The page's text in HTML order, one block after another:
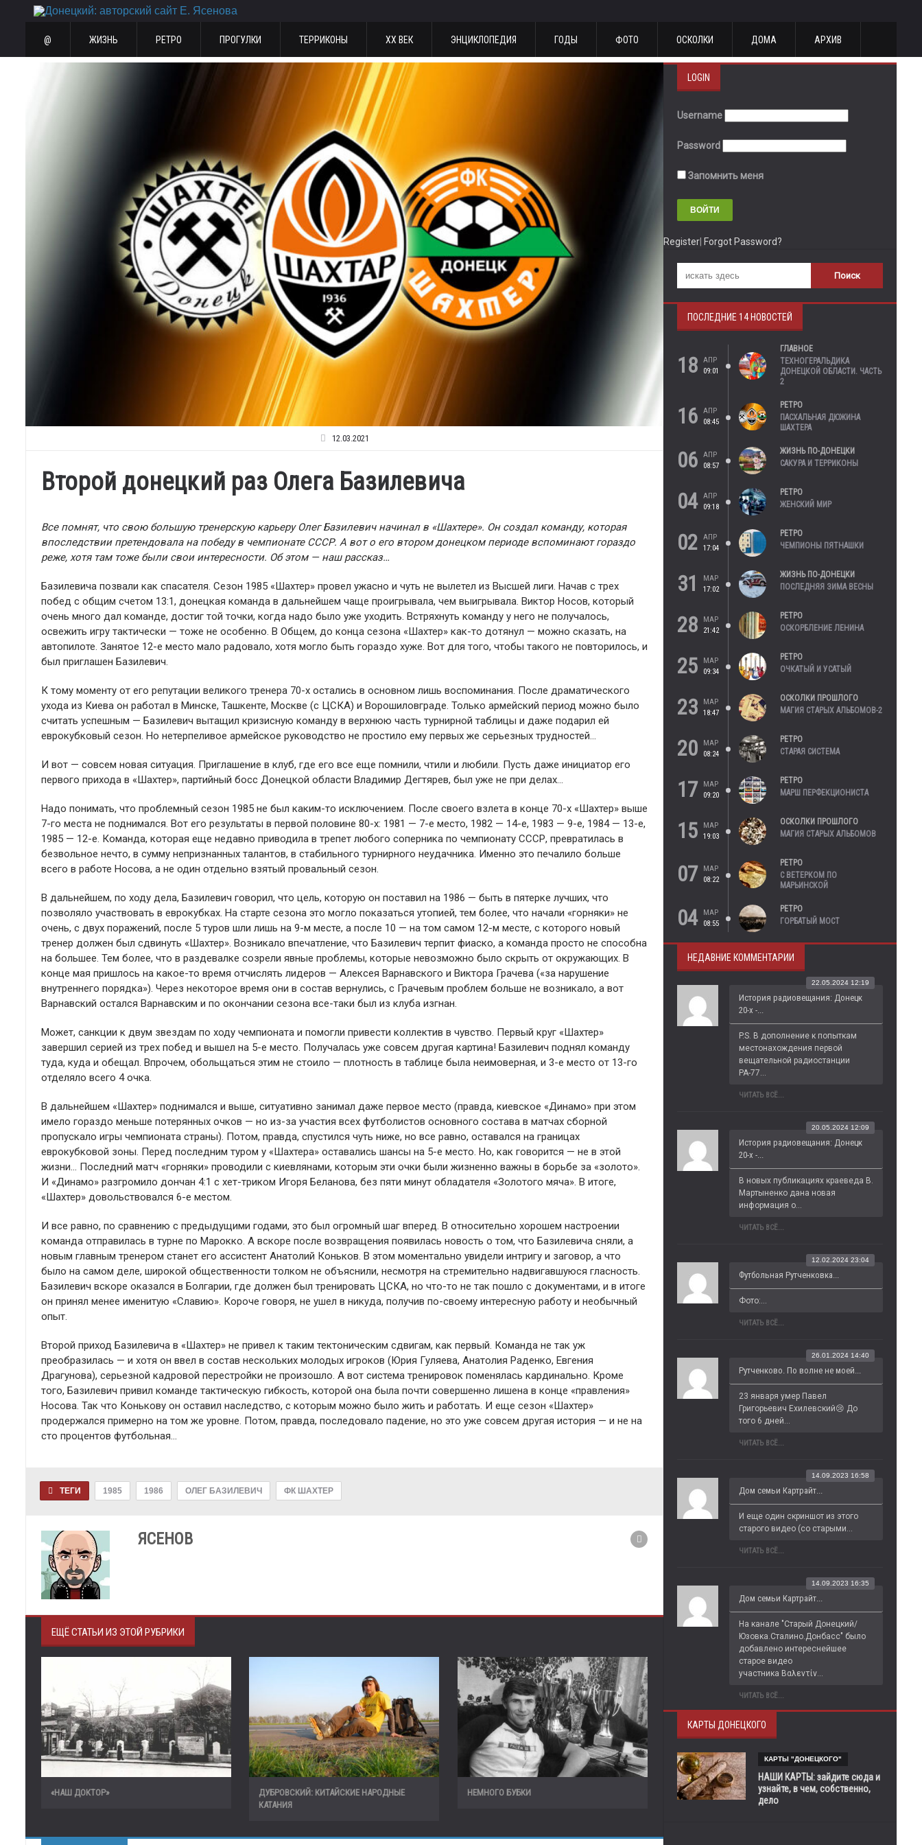
@ ЖИЗНЬ РЕТРО ПРОГУЛКИ ТЕРРИКОНЫ ХХ ВЕК ЭНЦИКЛОПЕДИЯ ГОДЫ ФОТО ОСКОЛКИ ДОМА АРХИВ
12.03.2021
Второй донецкий раз Олега Базилевича
Все помнят, что свою большую тренерскую карьеру Олег Базилевич начинал в «Шахтере». Он создал команду, которая
впоследствии претендовала на победу в чемпионате СССР. А вот о его втором донецком периоде вспоминают гораздо
реже, хотя там тоже были свои интересности. Об этом — наш рассказ…
Базилевича позвали как спасателя. Сезон 1985 «Шахтер» провел ужасно и чуть не вылетел из Высшей лиги. Начав с трех
побед с общим счетом 13:1, донецкая команда в дальнейшем чаще проигрывала, чем выигрывала. Виктор Носов, который
очень много дал команде, достиг той точки, когда надо было уже уходить. Встряхнуть команду у него не получалось,
освежить игру тактически — тоже не особенно. В Общем, до конца сезона «Шахтер» как-то дотянул — можно сказать, на
автопилоте. Занятое 12-е место мало радовало, хотя могло быть гораздо хуже. Вот для того, чтобы такого не повторилось, и
был приглашен Базилевич.
К тому моменту от его репутации великого тренера 70-х остались в основном лишь воспоминания. После драматического
ухода из Киева он работал в Минске, Ташкенте, Москве (с ЦСКА) и Ворошиловграде. Только армейский период можно было
считать успешным — Базилевич вытащил кризисную команду в верхнюю часть турнирной таблицы и даже подарил ей
еврокубковый сезон. Но нетерпеливое армейское руководство не простило ему первых же серьезных трудностей…
И вот — совсем новая ситуация. Приглашение в клуб, где его все еще помнили, чтили и любили. Пусть даже инициатор его
первого прихода в «Шахтер», партийный босс Донецкой области Владимир Дегтярев, был уже не при делах…
Надо понимать, что проблемный сезон 1985 не был каким-то исключением. После своего взлета в конце 70-х «Шахтер» выше
7-го места не поднимался. Вот его результаты в первой половине 80-х: 1981 — 7-е место, 1982 — 14-е, 1983 — 9-е, 1984 — 13-е,
1985 — 12-е. Команда, которая еще недавно приводила в трепет любого соперника по чемпионату СССР, превратилась в
безвольное нечто, в сумму непризнанных талантов, в стабильного турнирного неудачника. Именно это печалило больше
всего в работе Носова, а не один отдельно взятый провальный сезон.
В дальнейшем, по ходу дела, Базилевич говорил, что цель, которую он поставил на 1986 — быть в пятерке лучших, что
позволяло участвовать в еврокубках. На старте сезона это могло показаться утопией, тем более, что начали «горняки» не
очень, с двух поражений, после 5 туров шли лишь на 9-м месте, а после 10 — на том самом 12-м месте, с которого новый
тренер должен был сдвинуть «Шахтер». Возникало впечатление, что Базилевич терпит фиаско, а команда просто не способна
на большее. Тем более, что в раздевалке созрели явные проблемы, которые невозможно было скрыть от окружающих. В
конце мая пришлось на какое-то время отчислять лидеров — Алексея Варнавского и Виктора Грачева («за нарушение
внутреннего порядка»). Через некоторое время они в состав вернулись, с Грачевым проблем больше не возникало, а вот
Варнавский остался Варнавским и по окончании сезона все-таки был из клуба изгнан.
Может, санкции к двум звездам по ходу чемпионата и помогли привести коллектив в чувство. Первый круг «Шахтер»
завершил серией из трех побед и вышел на 5-е место. Получалась уже совсем другая картина! Базилевич поднял команду
туда, куда и обещал. Впрочем, обольщаться этим не стоило — плотность в таблице была неимоверная, и 3-е место от 13-го
отделяло всего 4 очка.
В дальнейшем «Шахтер» поднимался и выше, ситуативно занимал даже первое место (правда, киевское «Динамо» при этом
имело гораздо меньше потерянных очков — но из-за участия всех футболистов основного состава в матчах сборной
пропускало игры чемпионата страны). Потом, правда, спустился чуть ниже, но все равно, оставался на границах
еврокубковой зоны. Перед последним туром у «Шахтера» оставались шансы на 5-е место. Но, как говорится — не в этой
жизни… Последний матч «горняки» проводили с киевлянами, которым эти очки были жизненно важны в борьбе за «золото».
И «Динамо» разгромило дончан 4:1 с хет-триком Игоря Беланова, без пяти минут обладателя «Золотого мяча». В итоге,
«Шахтер» довольствовался 6-е местом.
И все равно, по сравнению с предыдущими годами, это был огромный шаг вперед. В относительно хорошем настроении
команда отправилась в турне по Марокко. А вскоре после возвращения появилась новость о том, что Базилевича сняли, а
новым главным тренером станет его ассистент Анатолий Коньков. В этом моментально увидели интригу и заговор, а что
было на самом деле, широкой общественности толком не объяснили, несмотря на стремительно надвигавшуюся гласность.
Базилевич вскоре оказался в Болгарии, где должен был тренировать ЦСКА, но что-то не так пошло с документами, и в итоге
он принял менее именитую «Славию». Короче говоря, не ушел в никуда, получив по-своему интересную работу и необычный
опыт.
Второй приход Базилевича в «Шахтер» не привел к таким тектоническим сдвигам, как первый. Команда не так уж
преобразилась — и хотя он ввел в состав нескольких молодых игроков (Юрия Гуляева, Анатолия Раденко, Евгения
Драгунова), серьезной кадровой перестройки не произошло. А вот система тренировок поменялась кардинально. Кроме
того, Базилевич привил команде тактическую гибкость, которой она была почти совершенно лишена в конце «правления»
Носова. Так что Конькову он оставил наследство, с которым можно было жить и работать. И еще сезон «Шахтер»
продержался примерно на том же уровне. Потом, правда, последовало падение, но это уже совсем другая история — и не на
сто процентов футбольная…
ТЕГИ 1985 1986 ОЛЕГ БАЗИЛЕВИЧ ФК ШАХТЕР
ЯСЕНОВ
ЕЩЁ СТАТЬИ ИЗ ЭТОЙ РУБРИКИ
«НАШ ДОКТОР»
ДУБРОВСКИЙ: КИТАЙСКИЕ НАРОДНЫЕ
КАТАНИЯ
НЕМНОГО БУБКИ
LOGIN
Username
Password
Запомнить меня
Register Forgot Password?
ПОСЛЕДНИЕ 14 НОВОСТЕЙ
18
АПР
09:01
ГЛАВНОЕ
ТЕХНОГЕРАЛЬДИКА
ДОНЕЦКОЙ ОБЛАСТИ. ЧАСТЬ
2
16
АПР
08:45
РЕТРО
ПАСХАЛЬНАЯ ДЮЖИНА
ШАХТЕРА
06
АПР
08:57
ЖИЗНЬ ПО-ДОНЕЦКИ
САКУРА И ТЕРРИКОНЫ
04
АПР
09:18
РЕТРО
ЖЕНСКИЙ МИР
02
АПР
17:04
РЕТРО
ЧЕМПИОНЫ ПЯТНАШКИ
31
МАР
17:02
ЖИЗНЬ ПО-ДОНЕЦКИ
ПОСЛЕДНЯЯ ЗИМА ВЕСНЫ
28
МАР
21:42
РЕТРО
ОСКОРБЛЕНИЕ ЛЕНИНА
25
МАР
09:34
РЕТРО
ОЧКАТЫЙ И УСАТЫЙ
23
МАР
18:47
ОСКОЛКИ ПРОШЛОГО
МАГИЯ СТАРЫХ АЛЬБОМОВ-2
20
МАР
08:24
РЕТРО
СТАРАЯ СИСТЕМА
17
МАР
09:20
РЕТРО
МАРШ ПЕРФЕКЦИОНИСТА
15
МАР
19:03
ОСКОЛКИ ПРОШЛОГО
МАГИЯ СТАРЫХ АЛЬБОМОВ
07
МАР
08:22
РЕТРО
С ВЕТЕРКОМ ПО
МАРЬИНСКОЙ
04
МАР
08:55
РЕТРО
ГОРБАТЫЙ МОСТ
НЕДАВНИЕ КОММЕНТАРИИ
История радиовещания: Донецк
20-х -...
22.05.2024 12:19
P.S. В дополнение к попыткам
местонахождения первой
вещательной радиостанции
РА-77...
ЧИТАТЬ ВСЁ...
История радиовещания: Донецк
20-х -...
20.05.2024 12:09
В новых публикациях краеведа В.
Мартыненко дана новая
информация о...
ЧИТАТЬ ВСЁ...
Футбольная Рутченковка...
12.02.2024 23:04
Фото:...
ЧИТАТЬ ВСЁ...
Рутченково. По волне не моей...
26.01.2024 14:40
23 января умер Павел
Григорьевич Ехилевский😢 До
того 6 дней...
ЧИТАТЬ ВСЁ...
Дом семьи Картрайт...
14.09.2023 16:58
И еще один скриншот из этого
старого видео (со старыми...
ЧИТАТЬ ВСЁ...
Дом семьи Картрайт...
14.09.2023 16:35
На канале "Старый Донецкий/
Юзовка.Сталино.Донбасс" было
добавлено интереснейшее
старое видео
участника Βαλεντίν...
ЧИТАТЬ ВСЁ...
КАРТЫ ДОНЕЦКОГО
КАРТЫ "ДОНЕЦКОГО"
НАШИ КАРТЫ: зайдите сюда и
узнайте, в чем, собственно,
дело